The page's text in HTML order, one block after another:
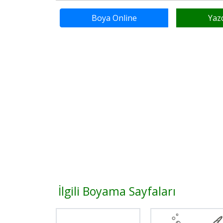
Boya Online
İlgili Boyama Sayfaları